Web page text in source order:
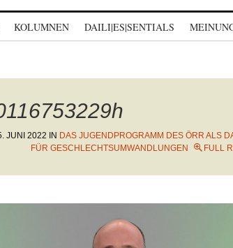
KOLUMNEN DAILI|ES|SENTIALS
JUNI 2022 IN DAS JUGENDPROGRAMM DES ÖRR ALS
FÜR GESCHLECHTSUMWANDLUNGEN
FULL